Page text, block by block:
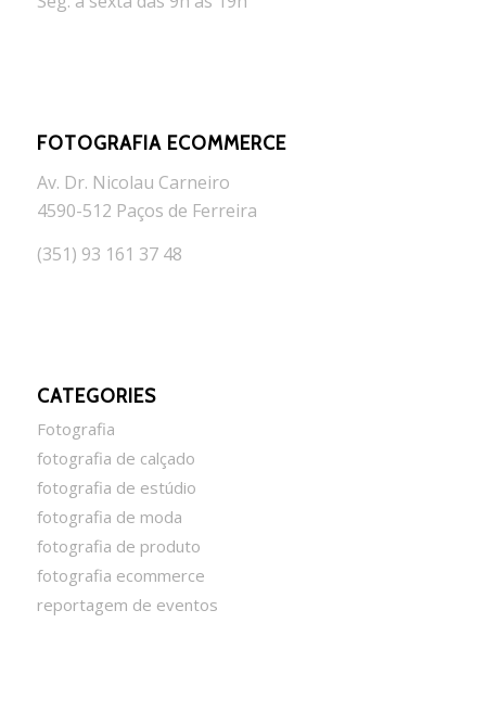
FOTOGRAFIA ECOMMERCE
Av. Dr. Nicolau Carneiro
4590-512 Paços de Ferreira
(351) 93 161 37 48
CATEGORIES
Fotografia
fotografia de calçado
fotografia de estúdio
fotografia de moda
fotografia de produto
fotografia ecommerce
reportagem de eventos